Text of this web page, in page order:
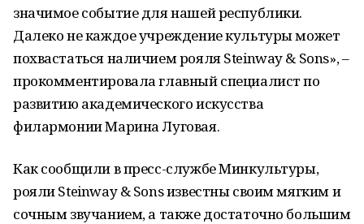
значимое событие для нашей республики.
Далеко не каждое учреждение культуры может
похвастаться наличием рояля Steinway & Sons», –
прокомментировала главный специалист по
развитию академического искусства
филармонии Марина Луговая.
Как сообщили в пресс-службе Минкультуры,
рояли Steinway & Sons известны своим мягким и
сочным звучанием, а также достаточно большим